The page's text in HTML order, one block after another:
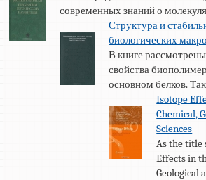
современных знаний о
Структура и
биологических
В книге
свойства
основном белков.
Isotope
Chemical,
Sciences
As the title
Effects in
Geological